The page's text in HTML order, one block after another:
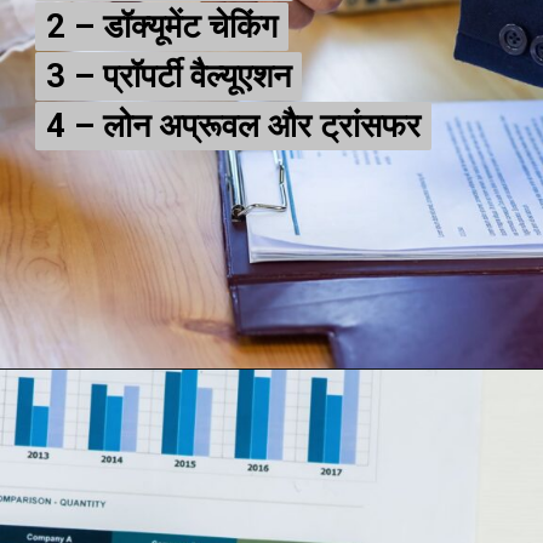
2 – डॉक्यूमेंट चेकिंग
3 – प्रॉपर्टी वैल्यूएशन
4 – लोन अप्रूवल और ट्रांसफर
2 – डॉक्यूमेंट चेकिंग
3 – प्रॉपर्टी वैल्यूएशन
4 – लोन अप्रूवल और ट्रांसफर